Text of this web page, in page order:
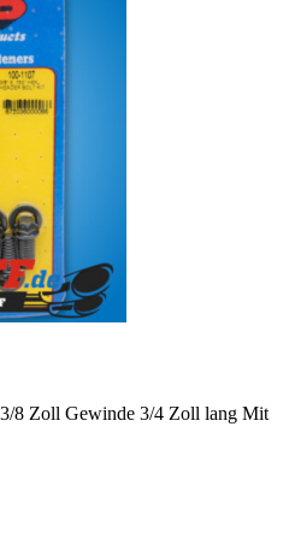
3/8 Zoll Gewinde 3/4 Zoll lang Mit